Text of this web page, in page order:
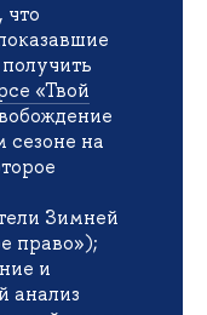
что
«Твой
сезоне на
Зимней
право»);
и
анализ